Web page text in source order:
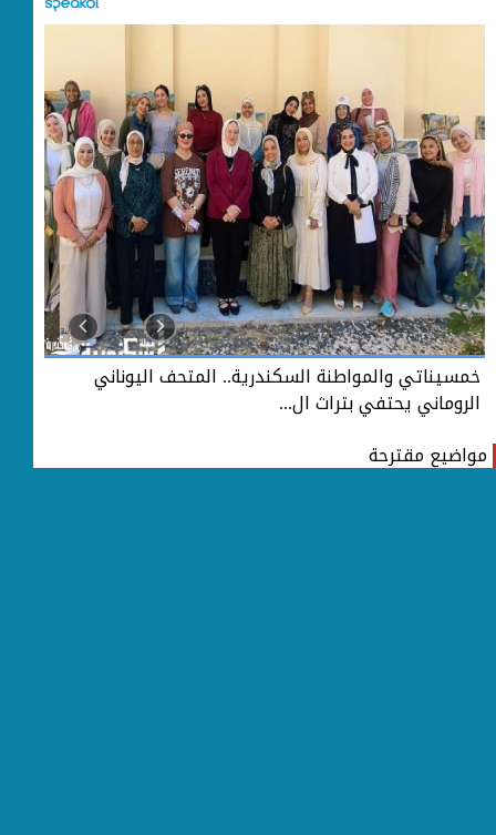
خمسيناتي والمواطنة السكندرية.. المتحف اليوناني
الروماني يحتفي بتراث ال...
مواضيع مقترحة